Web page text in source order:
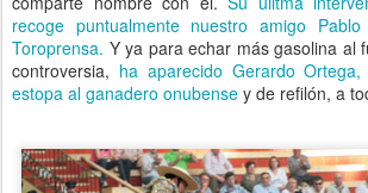
recoge puntualmente nuestro amigo
Toroprensa. Y ya para echar más gasolina al
controversia, ha aparecido Gerardo
estopa al ganadero onubense y de refilón, a